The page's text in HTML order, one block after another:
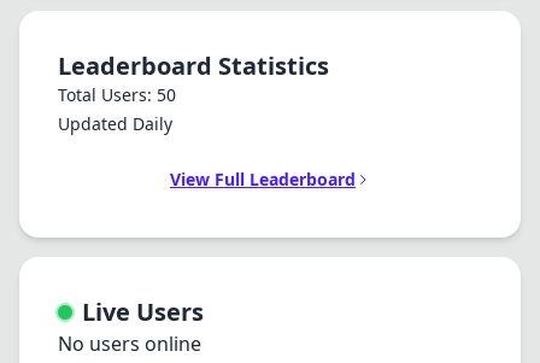
Leaderboard Statistics
Total Users: 50
Updated Daily
View Full Leaderboard
Live Users
No users online